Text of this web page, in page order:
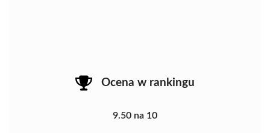
Ocena w rankingu
9.50 na 10